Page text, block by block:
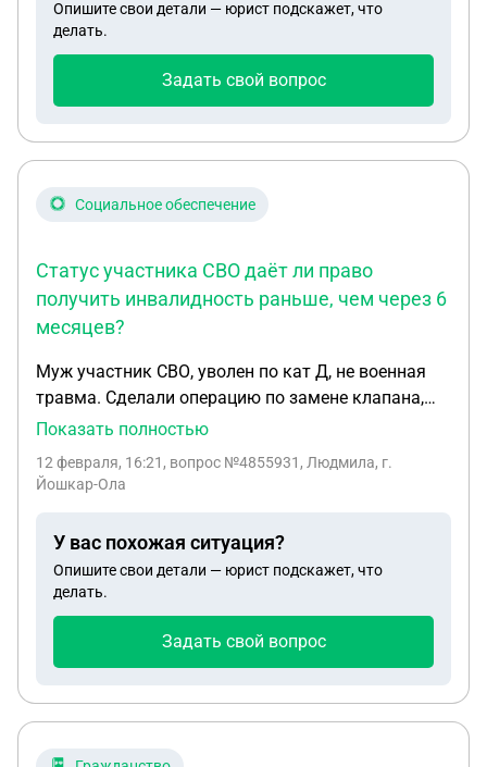
сейчас вообще можно продать в соответствии с
законодательством. Он и сам был не против, но
затянули с оформлением до того, что человек
стал невменяем и перестал узнавать людей.
этого дома? Всех заранее благодарю за помощь
Опишите свои детали — юрист подскажет, что
делать.
Задать свой вопрос
Социальное обеспечение
Статус участника СВО даёт ли право
получить инвалидность раньше, чем через 6
месяцев?
Муж участник СВО, уволен по кат Д, не военная
травма. Сделали операцию по замене клапана,
провели шунтирование и стендирование.
через 6 месяцев будет установлена. Я сама на
лекарства денег даже не хватает, что
прописывают мужу. Статус участника СВО даёт
ли право получить инвалидность раньше, чем
через 6 месяцев? Благодарю за ответ.
Показать полностью
12 февраля, 16:21 , вопрос №4855931, Людмила, г.
Йошкар-Ола
У вас похожая ситуация?
Опишите свои детали — юрист подскажет, что
делать.
Задать свой вопрос